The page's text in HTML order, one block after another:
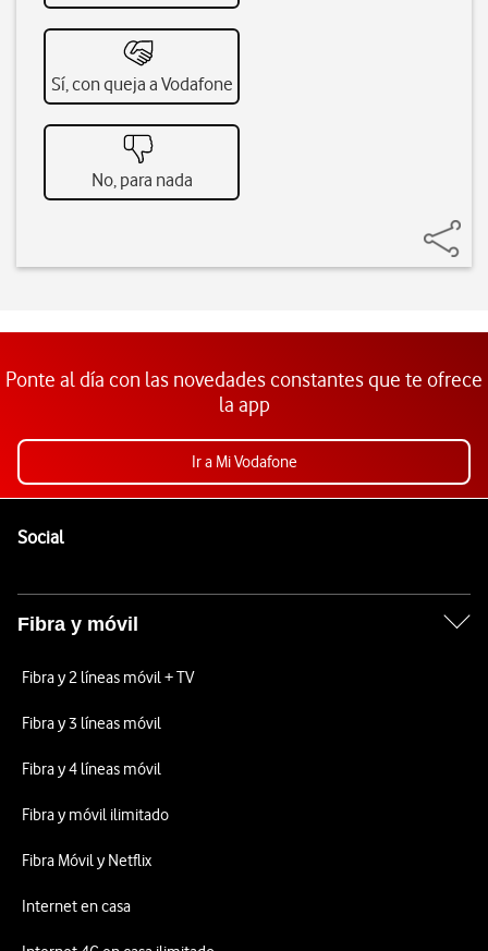
Sí, con queja a Vodafone
No, para nada
Ponte al día con las novedades constantes que te ofrece
la app
Ir a Mi Vodafone
SocialEnlaces a las redes sociales de Vodafone
Fibra y móvil
Fibra y 2 líneas móvil + TV
Fibra y 3 líneas móvil
Fibra y 4 líneas móvil
Fibra y móvil ilimitado
Fibra Móvil y Netflix
Internet en casa